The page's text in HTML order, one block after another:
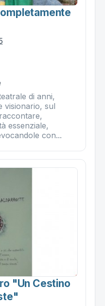
di anni,
visionario, sul
essenziale,
con...
"un Cestino